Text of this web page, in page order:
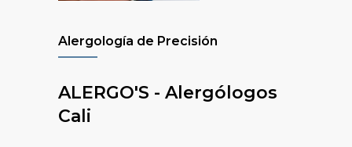
Alergología de Precisión
ALERGO'S - Alergólogos
Cali